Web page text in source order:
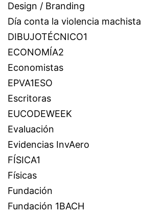
Design / Branding
Día conta la violencia machista
DIBUJOTÉCNICO1
ECONOMÍA2
Economistas
EPVA1ESO
Escritoras
EUCODEWEEK
Evaluación
Evidencias InvAero
FÍSICA1
Físicas
Fundación
Fundación 1BACH